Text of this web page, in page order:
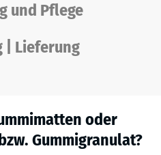
und Pflege
| Lieferung
oder
Gummigranulat?